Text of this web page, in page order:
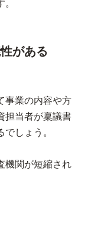
がある
事業の内容や方
担当者が稟議書
しょう。
機関が短縮され